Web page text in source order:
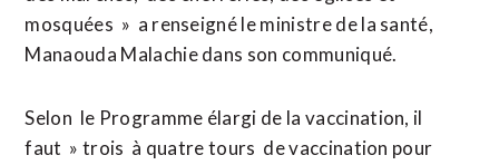
mosquées » a renseigné le ministre de la santé,
Manaouda Malachie dans son communiqué.
Selon le Programme élargi de la vaccination, il
faut » trois à quatre tours de vaccination pour